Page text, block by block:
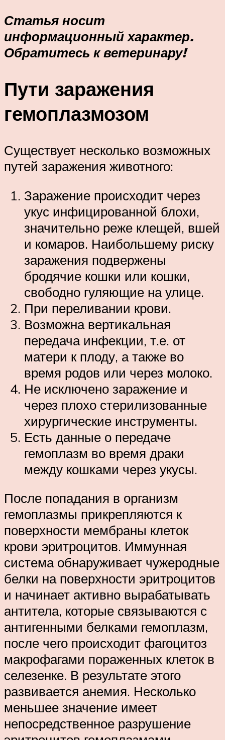
Статья носит
информационный характер.
Обратитесь к ветеринару!
Пути заражения
гемоплазмозом
Существует несколько возможных
путей заражения животного:
Заражение происходит через
укус инфицированной блохи,
значительно реже клещей, вшей
и комаров. Наибольшему риску
заражения подвержены
бродячие кошки или кошки,
свободно гуляющие на улице.
При переливании крови.
Возможна вертикальная
передача инфекции, т.е. от
матери к плоду, а также во
время родов или через молоко.
Не исключено заражение и
через плохо стерилизованные
хирургические инструменты.
Есть данные о передаче
гемоплазм во время драки
между кошками через укусы.
После попадания в организм
гемоплазмы прикрепляются к
поверхности мембраны клеток
крови эритроцитов. Иммунная
система обнаруживает чужеродные
белки на поверхности эритроцитов
и начинает активно вырабатывать
антитела, которые связываются с
антигенными белками гемоплазм,
после чего происходит фагоцитоз
макрофагами пораженных клеток в
селезенке. В результате этого
развивается анемия. Несколько
меньшее значение имеет
непосредственное разрушение